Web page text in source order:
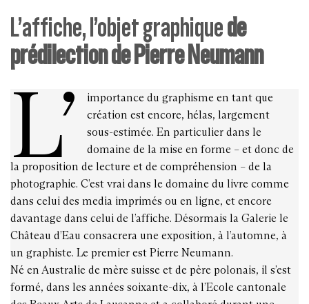
L’affiche, l’objet graphiquede
prédilection de Pierre Neumann
L’
importance du graphisme en tant que
création est encore, hélas, largement
sous-estimée. En particulier dans le
domaine de la mise en forme – et donc de
la proposition de lecture et de compréhension – de la
photographie. C’est vrai dans le domaine du livre comme
dans celui des media imprimés ou en ligne, et encore
davantage dans celui de l’affiche. Désormais la Galerie le
Château d’Eau consacrera une exposition, à l’automne, à
un graphiste. Le premier est Pierre Neumann.
Né en Australie de mère suisse et de père polonais, il s’est
formé, dans les années soixante-dix, à l’Ecole cantonale